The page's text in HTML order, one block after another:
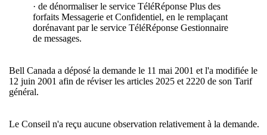
· de dénormaliser le service TéléRéponse Plus des
forfaits Messagerie et Confidentiel, en le remplaçant
dorénavant par le service TéléRéponse Gestionnaire
de messages.
Bell Canada a déposé la demande le 11 mai 2001 et l'a modifiée le
12 juin 2001 afin de réviser les articles 2025 et 2220 de son Tarif
général.
Le Conseil n'a reçu aucune observation relativement à la demande.